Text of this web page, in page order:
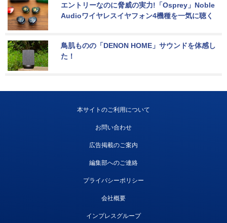
エントリーなのに脅威の実力!「Osprey」Noble
Audioワイヤレスイヤフォン4機種を一気に聴く
鳥肌ものの「DENON HOME」サウンドを体感し
た！
本サイトのご利用について
お問い合わせ
広告掲載のご案内
編集部へのご連絡
プライバシーポリシー
会社概要
インプレスグループ